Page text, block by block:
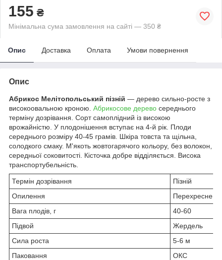
155 ₴
Мінімальна сума замовлення на сайті — 350 ₴
Опис Доставка Оплата Умови повернення
Опис
Абрикос Мелітопольський пізній — дерево сильно-росте з
високоовальною кроною. Абрикосове дерево середнього
терміну дозрівання. Сорт самоплідний із високою
врожайністю. У плодонішення вступає на 4-й рік. Плоди
середнього розміру 40-45 грамів. Шкіра товста та щільна,
солодкого смаку. М'якоть жовтогарячого кольору, без волокон,
середньої соковитості. Кісточка добре відділяється. Висока
транспортубельність.
Термін дозрівання
Пізній
Опилення
Перехресне
Вага плодів, г
40-60
Підвой
Жердель
Сила роста
5-6 м
Паковання
ОКС